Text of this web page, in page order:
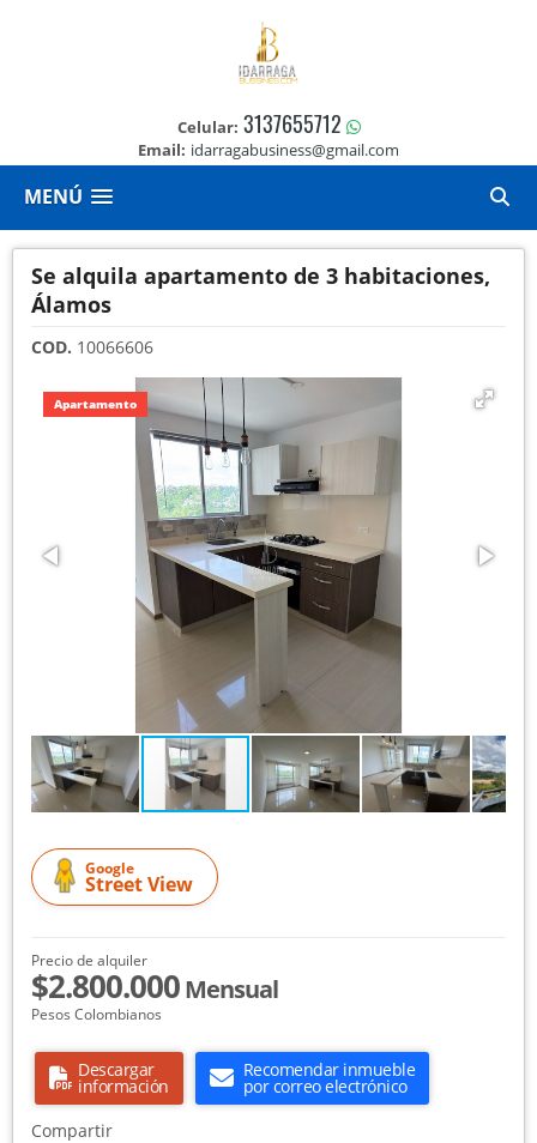
Celular: 3137655712
Email: idarragabusiness@gmail.com
MENÚ
Se alquila apartamento de 3 habitaciones,
Álamos
COD. 10066606
Apartamento
Google
Street View
Precio de alquiler
$2.800.000Mensual
Pesos Colombianos
Descargar
información
Recomendar inmueble
por correo electrónico
Compartir